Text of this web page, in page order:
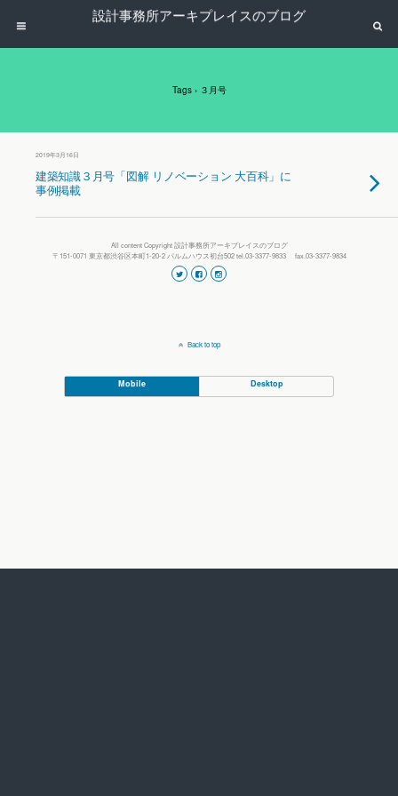
設計事務所アーキプレイスのブログ
Tags › ３月号
2019年3月16日
建築知識３月号「図解 リノベーション 大百科」に
事例掲載
All content Copyright 設計事務所アーキプレイスのブログ
〒151-0071 東京都渋谷区本町1-20-2 パルムハウス初台502 tel.03-3377-9833 fax.03-3377-9834
Back to top
Mobile Desktop